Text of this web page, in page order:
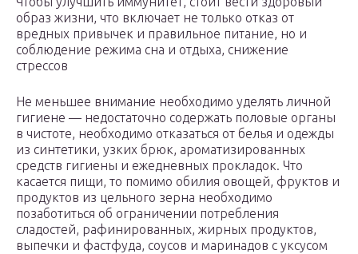
образ жизни, что включает не только отказ от
вредных привычек и правильное питание, но и
соблюдение режима сна и отдыха, снижение
стрессов
Не меньшее внимание необходимо уделять личной
гигиене — недостаточно содержать половые органы
в чистоте, необходимо отказаться от белья и одежды
из синтетики, узких брюк, ароматизированных
средств гигиены и ежедневных прокладок. Что
касается пищи, то помимо обилия овощей, фруктов и
продуктов из цельного зерна необходимо
позаботиться об ограничении потребления
сладостей, рафинированных, жирных продуктов,
выпечки и фастфуда, соусов и маринадов с уксусом